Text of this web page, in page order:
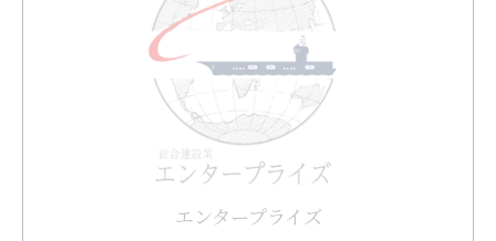
エンタープライズ